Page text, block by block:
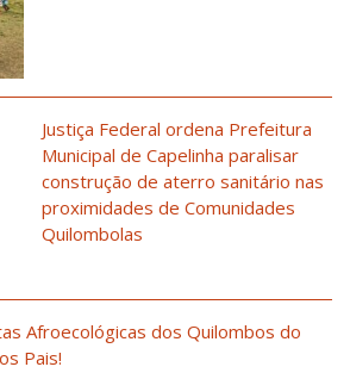
Justiça Federal ordena Prefeitura
Municipal de Capelinha paralisar
construção de aterro sanitário nas
proximidades de Comunidades
Quilombolas
Afroecológicas dos Quilombos do
Pais!